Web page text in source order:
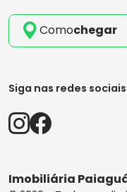
Comochegar
Siga nas redes sociais
Imobiliária